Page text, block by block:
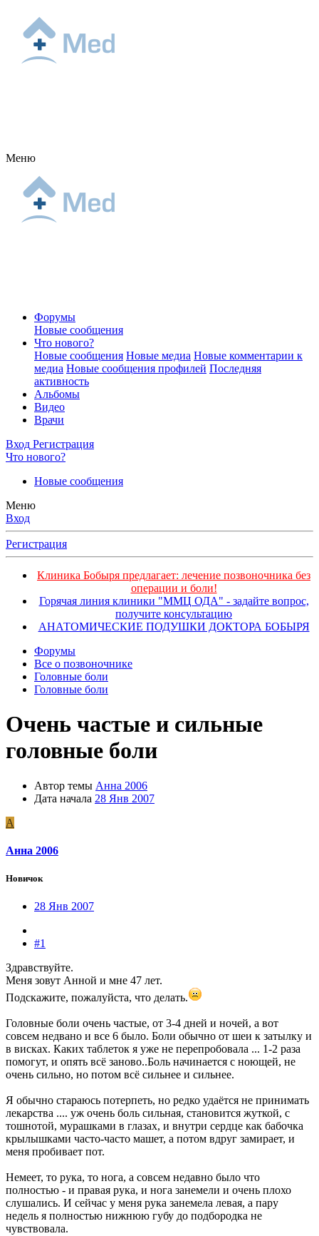
Меню
Форумы
Новые сообщения
Что нового?
Новые сообщения Новые медиа Новые комментарии к
медиа Новые сообщения профилей Последняя
активность
Альбомы
Видео
Врачи
Вход Регистрация
Что нового?
Новые сообщения
Меню
Вход
Регистрация
Клиника Бобыря предлагает: лечение позвоночника без
операции и боли!
Горячая линия клиники "ММЦ ОДА" - задайте вопрос,
получите консультацию
АНАТОМИЧЕСКИЕ ПОДУШКИ ДОКТОРА БОБЫРЯ
Форумы
Все о позвоночнике
Головные боли
Головные боли
Очень частые и сильные
головные боли
Автор темы Анна 2006
Дата начала 28 Янв 2007
А
Анна 2006
Новичок
28 Янв 2007
#1
Здравствуйте.
Меня зовут Анной и мне 47 лет.
Подскажите, пожалуйста, что делать.
Головные боли очень частые, от 3-4 дней и ночей, а вот
совсем недвано и все 6 было. Боли обычно от шеи к затылку и
в висках. Каких таблеток я уже не перепробовала ... 1-2 раза
помогут, и опять всё заново..Боль начинается с ноющей, не
очень сильно, но потом всё сильнее и сильнее.
Я обычно стараюсь потерпеть, но редко удаётся не принимать
лекарства .... уж очень боль сильная, становится жуткой, с
тошнотой, мурашками в глазах, и внутри сердце как бабочка
крылышками часто-часто машет, а потом вдруг замирает, и
меня пробивает пот.
Немеет, то рука, то нога, а совсем недавно было что
полностью - и правая рука, и нога занемели и очень плохо
слушались. И сейчас у меня рука занемела левая, а пару
недель я полностью нижнюю губу до подбородка не
чувствовала.